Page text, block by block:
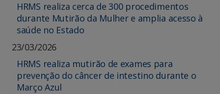
HRMS realiza cerca de 300 procedimentos
durante Mutirão da Mulher e amplia acesso à
saúde no Estado
23/03/2026
HRMS realiza mutirão de exames para
prevenção do câncer de intestino durante o
Março Azul